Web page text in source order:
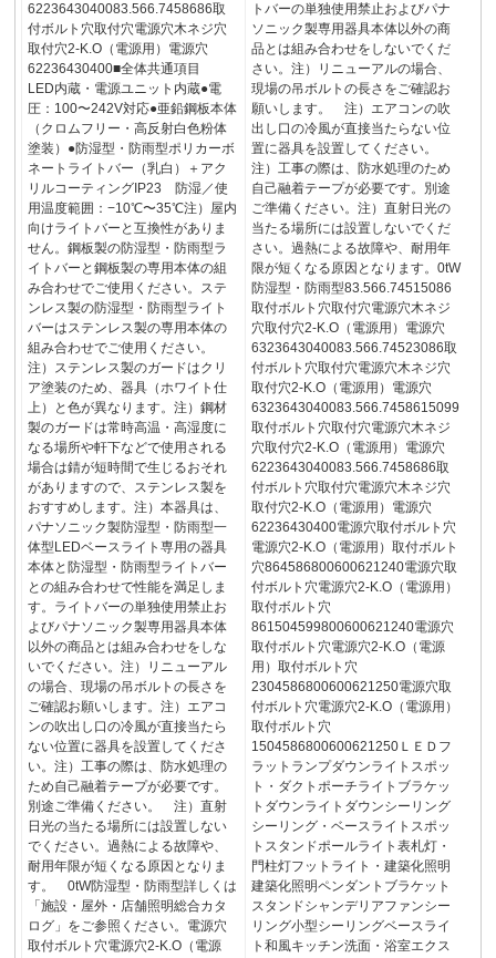
6223643040083.566.7458686取
付ボルト穴取付穴電源穴木ネジ穴
取付穴2-K.O（電源用）電源穴
62236430400■全体共通項目
LED内蔵・電源ユニット内蔵●電
圧：100〜242V対応●亜鉛鋼板本体
（クロムフリー・高反射白色粉体
塗装）●防湿型・防雨型ポリカーボ
ネートライトバー（乳白）＋アク
リルコーティングIP23 防湿／使
用温度範囲：−10℃〜35℃注）屋内
向けライトバーと互換性がありま
せん。鋼板製の防湿型・防雨型ラ
イトバーと鋼板製の専用本体の組
み合わせでご使用ください。ステ
ンレス製の防湿型・防雨型ライト
バーはステンレス製の専用本体の
組み合わせでご使用ください。
注）ステンレス製のガードはクリ
ア塗装のため、器具（ホワイト仕
上）と色が異なります。注）鋼材
製のガードは常時高温・高湿度に
なる場所や軒下などで使用される
場合は錆が短時間で生じるおそれ
がありますので、ステンレス製を
おすすめします。注）本器具は、
パナソニック製防湿型・防雨型一
体型LEDベースライト専用の器具
本体と防湿型・防雨型ライトバー
との組み合わせで性能を満足しま
す。ライトバーの単独使用禁止お
よびパナソニック製専用器具本体
以外の商品とは組み合わせをしな
いでください。注）リニューアル
の場合、現場の吊ボルトの長さを
ご確認お願いします。注）エアコ
ンの吹出し口の冷風が直接当たら
ない位置に器具を設置してくださ
い。注）工事の際は、防水処理の
ため自己融着テープが必要です。
別途ご準備ください。 注）直射
日光の当たる場所には設置しない
でください。過熱による故障や、
耐用年限が短くなる原因となりま
す。 0tW防湿型・防雨型詳しくは
「施設・屋外・店舗照明総合カタ
ログ」をご参照ください。電源穴
取付ボルト穴電源穴2-K.O（電源
トバーの単独使用禁止およびパナ
ソニック製専用器具本体以外の商
品とは組み合わせをしないでくだ
さい。注）リニューアルの場合、
現場の吊ボルトの長さをご確認お
願いします。 注）エアコンの吹
出し口の冷風が直接当たらない位
置に器具を設置してください。
注）工事の際は、防水処理のため
自己融着テープが必要です。別途
ご準備ください。注）直射日光の
当たる場所には設置しないでくだ
さい。過熱による故障や、耐用年
限が短くなる原因となります。0tW
防湿型・防雨型83.566.74515086
取付ボルト穴取付穴電源穴木ネジ
穴取付穴2-K.O（電源用）電源穴
6323643040083.566.74523086取
付ボルト穴取付穴電源穴木ネジ穴
取付穴2-K.O（電源用）電源穴
6323643040083.566.7458615099
取付ボルト穴取付穴電源穴木ネジ
穴取付穴2-K.O（電源用）電源穴
6223643040083.566.7458686取
付ボルト穴取付穴電源穴木ネジ穴
取付穴2-K.O（電源用）電源穴
62236430400電源穴取付ボルト穴
電源穴2-K.O（電源用）取付ボルト
穴864586800600621240電源穴取
付ボルト穴電源穴2-K.O（電源用）
取付ボルト穴
861504599800600621240電源穴
取付ボルト穴電源穴2-K.O（電源
用）取付ボルト穴
2304586800600621250電源穴取
付ボルト穴電源穴2-K.O（電源用）
取付ボルト穴
1504586800600621250ＬＥＤフ
ラットランプダウンライトスポッ
ト・ダクトポーチライトブラケッ
トダウンライトダウンシーリング
シーリング・ベースライトスポッ
トスタンドポールライト表札灯・
門柱灯フットライト・建築化照明
建築化照明ペンダントブラケット
スタンドシャンデリアファンシー
リング小型シーリングベースライ
ト和風キッチン洗面・浴室エクス